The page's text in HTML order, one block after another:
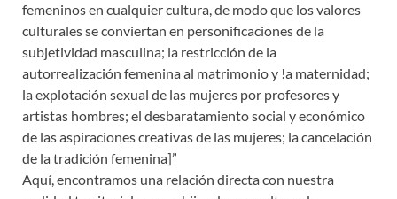
femeninos en cualquier cultura, de modo que los valores
culturales se conviertan en personificaciones de la
subjetividad masculina; la restricción de la
autorrealización femenina al matrimonio y !a maternidad;
la explotación sexual de las mujeres por profesores y
artistas hombres; el desbaratamiento social y económico
de las aspiraciones creativas de las mujeres; la cancelación
de la tradición femenina]”
Aquí, encontramos una relación directa con nuestra